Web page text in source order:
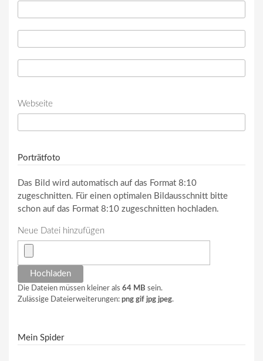
Webseite
Porträtfoto
Das Bild wird automatisch auf das Format 8:10
zugeschnitten. Für einen optimalen Bildausschnitt bitte
schon auf das Format 8:10 zugeschnitten hochladen.
Neue Datei hinzufügen
Die Dateien müssen kleiner als 64 MB sein.
Zulässige Dateierweiterungen: png gif jpg jpeg.
Mein Spider